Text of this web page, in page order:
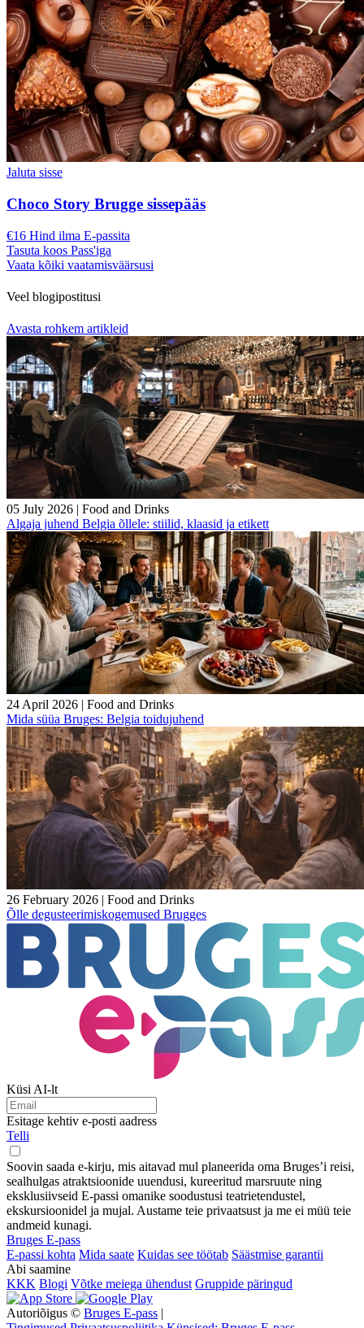
Jaluta sisse
Choco Story Brugge sissepääs
€16 Hind ilma E-passita
Tasuta koos Pass'iga
Vaata kõiki vaatamisväärsusi
Veel blogipostitusi
Avasta rohkem artikleid
05 July 2026 | Food and Drinks
Algaja juhend Belgia õllele: stiilid, klaasid ja etikett
24 April 2026 | Food and Drinks
Mida süüa Bruges: Belgia toidujuhend
26 February 2026 | Food and Drinks
Õlle degusteerimiskogemused Brugges
Küsi AI-lt
Esitage kehtiv e-posti aadress
Telli
Soovin saada e-kirju, mis aitavad mul planeerida oma Bruges’i reisi,
sealhulgas atraktsioonide uuendusi, kureeritud marsruute ning
eksklusiivseid E-passi omanike soodustusi teatrietendustel,
ekskursioonidel ja mujal. Austame teie privaatsust ja me ei müü teie
andmeid kunagi.
Bruges E-pass
E-passi kohta Mida saate Kuidas see töötab Säästmise garantii
Abi saamine
KKK Blogi Võtke meiega ühendust Gruppide päringud
Autoriõigus © Bruges E-pass |